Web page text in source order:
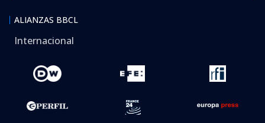
ALIANZAS BBCL
Internacional